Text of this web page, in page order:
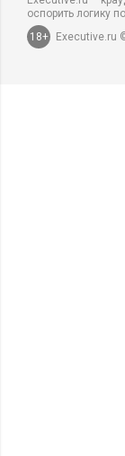
оспорить логику
18+
Executive.ru